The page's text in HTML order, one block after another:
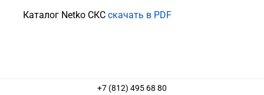
Каталог Netko СКС скачать в PDF
+7 (812) 495 68 80